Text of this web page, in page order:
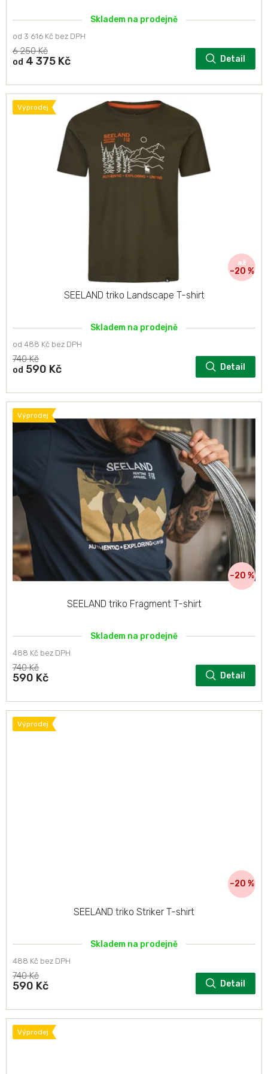
Skladem na prodejně
od 3 616 Kč bez DPH
6 250 Kč
od 4 375 Kč Detail
Výprodej
až
–20 %
SEELAND triko Landscape T-shirt
Skladem na prodejně
od 488 Kč bez DPH
740 Kč
od 590 Kč Detail
Výprodej
–20 %
SEELAND triko Fragment T-shirt
Skladem na prodejně
488 Kč bez DPH
740 Kč
590 Kč Detail
Výprodej
–20 %
SEELAND triko Striker T-shirt
Skladem na prodejně
488 Kč bez DPH
740 Kč
590 Kč Detail
Výprodej